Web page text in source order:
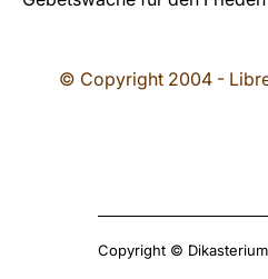
© Copyright 2004 -
Copyright ©